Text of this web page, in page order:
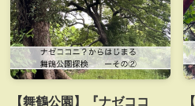
【舞鶴公園】『ナゼココ